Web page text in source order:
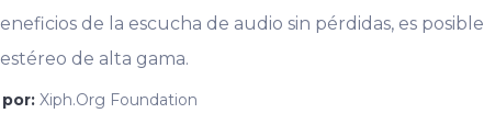
de la escucha de audio sin pérdidas, es posible
de alta gama.
Xiph.Org Foundation